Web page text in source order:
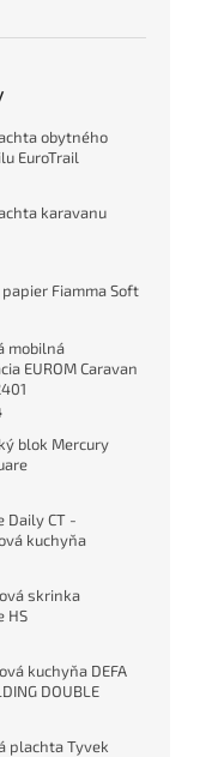
obytného
EuroTrail
karavanu
Fiamma Soft
mobilná
EUROM Caravan
blok Mercury
Daily CT -
kuchyňa
skrinka
HS
kuchyňa DEFA
DOUBLE
plachta Tyvek